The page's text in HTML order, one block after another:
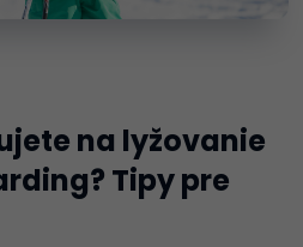
na lyžovanie
Tipy pre